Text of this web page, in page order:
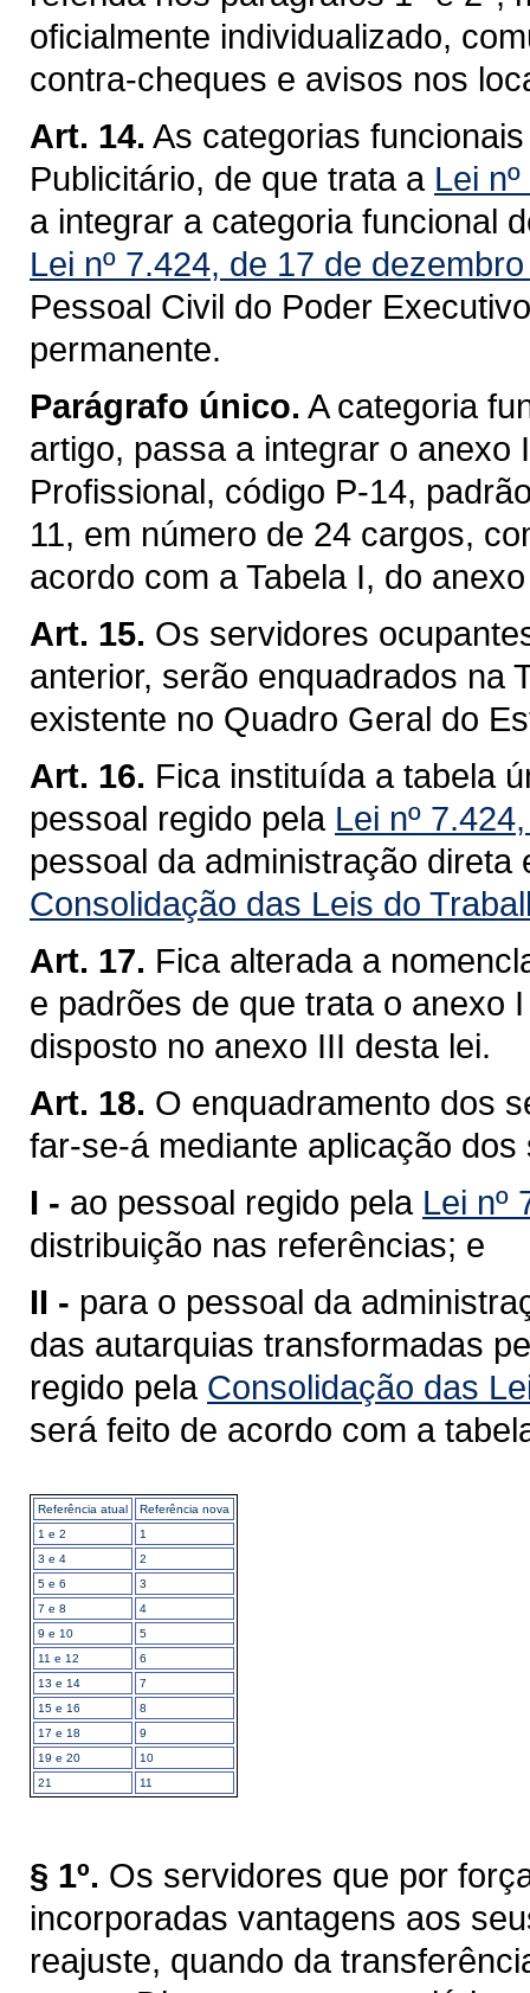
oficialmente individualizado,
contra-cheques e avisos nos
Art. 14. As categorias
Publicitário, de que trata a Lei
a integrar a categoria funcional
Lei nº 7.424, de 17 de
Pessoal Civil do Poder
permanente.
Parágrafo único. A categoria
artigo, passa a integrar o anexo
Profissional, código P-14,
11, em número de 24 cargos,
acordo com a Tabela I, do
Art. 15. Os servidores
anterior, serão enquadrados na
existente no Quadro Geral do
Art. 16. Fica instituída a tabela
pessoal regido pela Lei nº
pessoal da administração
Consolidação das Leis do
Art. 17. Fica alterada a
e padrões de que trata o anexo
disposto no anexo III desta lei.
Art. 18. O enquadramento dos
far-se-á mediante aplicação
I - ao pessoal regido pela Lei nº
distribuição nas referências; e
II - para o pessoal da
das autarquias transformadas
regido pela Consolidação das
será feito de acordo com a
Referência atual
Referência nova
1 e 2
1
3 e 4
2
5 e 6
3
7 e 8
4
9 e 10
5
11 e 12
6
13 e 14
7
15 e 16
8
17 e 18
9
19 e 20
10
21
11
§ 1º. Os servidores que por
incorporadas vantagens aos
reajuste, quando da